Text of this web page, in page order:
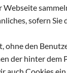
sofern
ohne den
der hinter